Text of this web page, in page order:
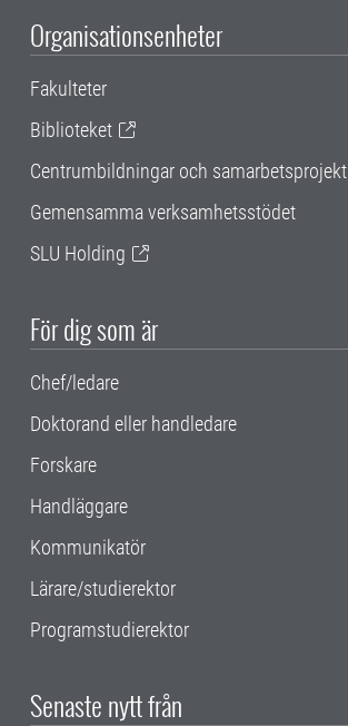
Organisationsenheter
Fakulteter
Biblioteket
Centrumbildningar och samarbetsprojekt
Gemensamma verksamhetsstödet
SLU Holding
För dig som är
Chef/ledare
Doktorand eller handledare
Forskare
Handläggare
Kommunikatör
Lärare/studierektor
Programstudierektor
Senaste nytt från